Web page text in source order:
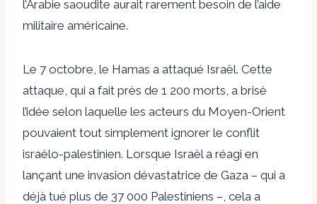
l’Arabie saoudite aurait rarement besoin de l’aide
militaire américaine.
Le 7 octobre, le Hamas a attaqué Israël. Cette
attaque, qui a fait près de 1 200 morts, a brisé
l’idée selon laquelle les acteurs du Moyen-Orient
pouvaient tout simplement ignorer le conflit
israélo-palestinien. Lorsque Israël a réagi en
lançant une invasion dévastatrice de Gaza – qui a
déjà tué plus de 37 000 Palestiniens –, cela a